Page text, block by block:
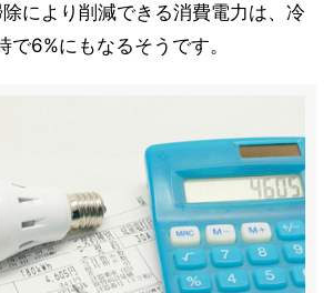
により削減できる消費電力は、冷
で6%にもなるそうです。